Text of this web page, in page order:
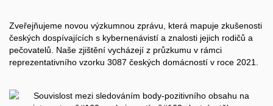
Zveřejňujeme novou výzkumnou zprávu, která mapuje zkušenosti
českých dospívajících s kybernenávistí a znalosti jejich rodičů a
pečovatelů. Naše zjištění vycházejí z průzkumu v rámci
reprezentativního vzorku 3087 českých domácností v roce 2021.